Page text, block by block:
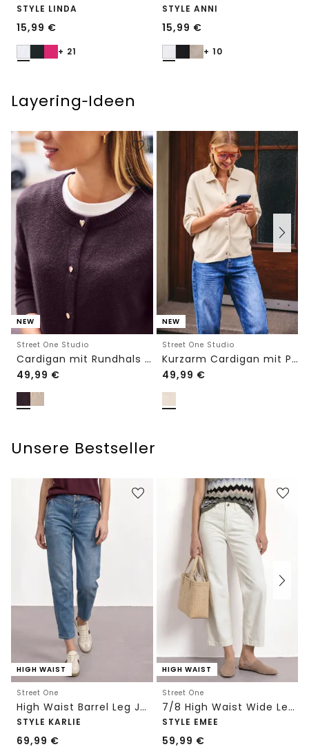
STYLE LINDA
15,99 €
+ 21
STYLE ANNI
15,99 €
+ 10
Layering‑Ideen
NEW
Street One Studio
Cardigan mit Rundhals und Knöpfen
49,99 €
NEW
Street One Studio
Kurzarm Cardigan mit Polokragen
49,99 €
Unsere Bestseller
HIGH WAIST
Street One
High Waist Barrel Leg Jeans im Loose Fit
STYLE KARLIE
69,99 €
HIGH WAIST
Street One
7/8 High Waist Wide Leg Jeans im Loose Fit
STYLE EMEE
59,99 €